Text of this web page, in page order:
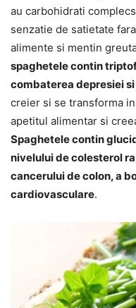
au carbohidrati
senzatie de satietate
alimente si mentin
spaghetele contin
combaterea depresiei
creier si se transforma
apetitul alimentar si
Spaghetele contin
nivelului de colesterol
cancerului de colon, a
cardiovasculare.